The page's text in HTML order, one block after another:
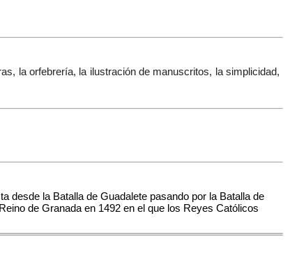
la orfebrería, la ilustración de manuscritos, la simplicidad,
desde la Batalla de Guadalete pasando por la Batalla de
de Granada en 1492 en el que los Reyes Católicos